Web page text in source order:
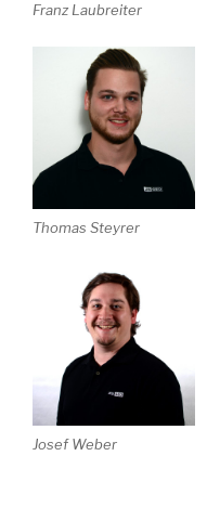
Franz Laubreiter
Thomas Steyrer
Josef Weber